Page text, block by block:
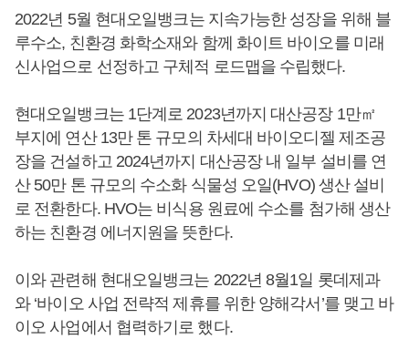
2022년 5월 현대오일뱅크는 지속가능한 성장을 위해 블
루수소, 친환경 화학소재와 함께 화이트 바이오를 미래
신사업으로 선정하고 구체적 로드맵을 수립했다.
현대오일뱅크는 1단계로 2023년까지 대산공장 1만㎡
부지에 연산 13만 톤 규모의 차세대 바이오디젤 제조공
장을 건설하고 2024년까지 대산공장 내 일부 설비를 연
산 50만 톤 규모의 수소화 식물성 오일(HVO) 생산 설비
로 전환한다. HVO는 비식용 원료에 수소를 첨가해 생산
하는 친환경 에너지원을 뜻한다.
이와 관련해 현대오일뱅크는 2022년 8월1일 롯데제과
와 ‘바이오 사업 전략적 제휴를 위한 양해각서’를 맺고 바
이오 사업에서 협력하기로 했다.